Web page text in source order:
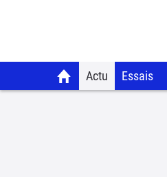
Actu Essais